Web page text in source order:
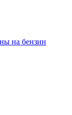
на бензин